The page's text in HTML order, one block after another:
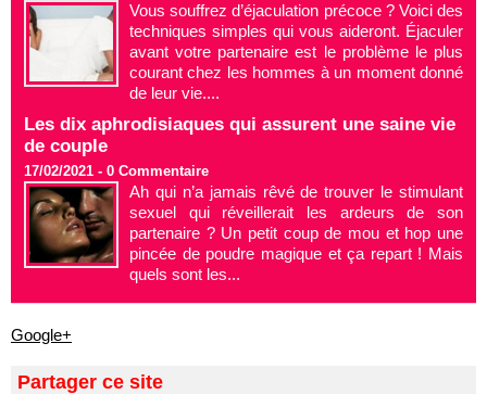
Vous souffrez d’éjaculation précoce ? Voici des
techniques simples qui vous aideront. Éjaculer
avant votre partenaire est le problème le plus
courant chez les hommes à un moment donné
de leur vie....
Les dix aphrodisiaques qui assurent une saine vie
de couple
17/02/2021 - 0 Commentaire
Ah qui n’a jamais rêvé de trouver le stimulant
sexuel qui réveillerait les ardeurs de son
partenaire ? Un petit coup de mou et hop une
pincée de poudre magique et ça repart ! Mais
quels sont les...
Google+
Partager ce site